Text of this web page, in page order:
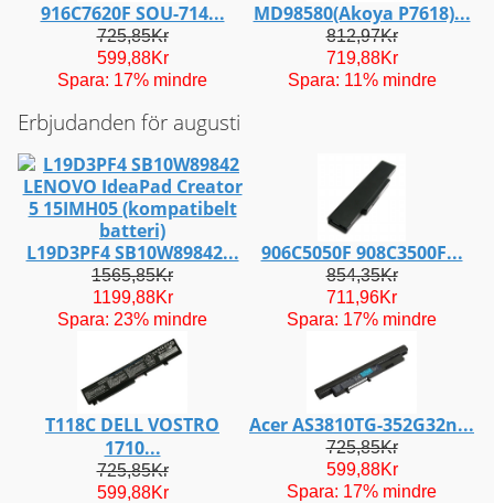
916C7620F SOU-714...
725,85Kr
599,88Kr
Spara: 17% mindre
MD98580(Akoya P7618)...
812,97Kr
719,88Kr
Spara: 11% mindre
Erbjudanden för augusti
L19D3PF4 SB10W89842...
1565,85Kr
1199,88Kr
Spara: 23% mindre
906C5050F 908C3500F...
854,35Kr
711,96Kr
Spara: 17% mindre
T118C DELL VOSTRO
1710...
725,85Kr
599,88Kr
Acer AS3810TG-352G32n...
725,85Kr
599,88Kr
Spara: 17% mindre